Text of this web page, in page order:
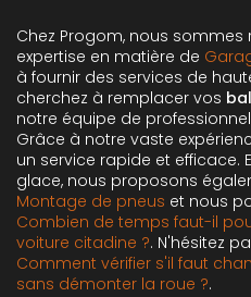
Chez Progom, nous
expertise en matière de
à fournir des services de
cherchez à remplacer vos
notre équipe de
Grâce à notre vaste
un service rapide et efficace.
glace, nous proposons
Montage de pneus et nous
Combien de temps faut-il
voiture citadine ?. N'hésitez
Comment vérifier s'il faut
sans démonter la roue ?.